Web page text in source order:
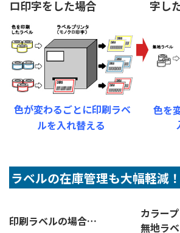
ロ印字をした場合
字し
色が変わるごとに印刷ラベ
ルを入れ替える
色を
ラベルの在庫管理も大幅軽減！
印刷ラベルの場合…
カラー
無地ラ